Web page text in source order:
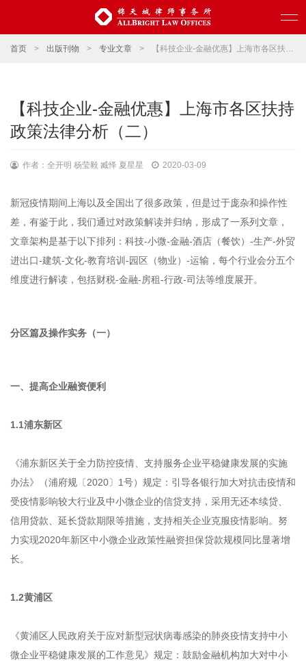
首页 > 出版刊物 > 专业文章 > 【科技企业-金融优惠】上海市各区扶持政策法律分析（二）
【科技企业-金融优惠】上海市各区扶持
政策法律分析（二）
作者：全开明 杨莹毅 臧怿 夏星星 2020-03-09
新冠疫情期间上海以及全国出了很多政策，但是过于庞杂和操作性
差，有鉴于此，我们通过对政策解读并归纳，形成了一系列文章，
文章架构是基于以下排列：科技-小微-金融-酒店（餐饮）-生产-外贸
进出口-建筑-文化-教育培训-园区（物业）-运输，每个行业会分五个
维度进行解读，包括财税-金融-房租-行政-司法等维度展开。
分区篇及操作实务（一）
一、提高企业融资便利
1.1浦东新区
《浦东新区关于全力防控疫情、支持服务企业平稳健康发展的实施
办法》（浦府规〔2020〕1号）规定：引导各银行加大对抗击疫情和
受疫情影响较大行业及中小微企业的信贷支持，采用无还本续贷、
信用贷款、延长贷款期限等措施，支持相关企业克服疫情影响。努
力实现2020年新区中小微企业政策性融资担保贷款规模同比显著增
长。
1.2黄浦区
《黄浦区人民政府关于应对新型冠状病毒感染的肺炎疫情支持中小
微企业平稳健康发展的工作意见》规定：鼓励金融机构加大对中小